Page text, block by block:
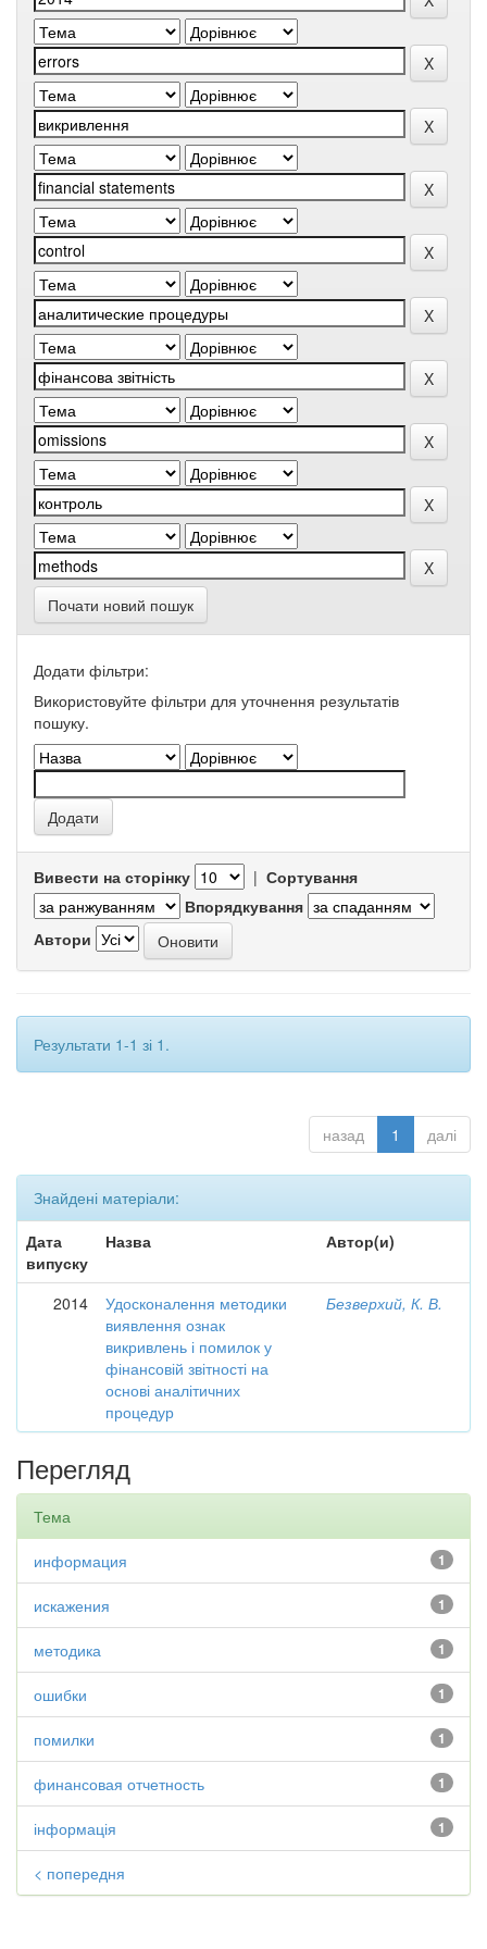
Почати новий пошук
Додати фільтри:
Використовуйте фільтри для уточнення результатів
пошуку.
Вивести на сторінку | Сортування
Впорядкування
Автори
Результати 1-1 зі 1.
назад 1 далі
Знайдені матеріали:
Дата
випуску
Назва Автор(и)
2014
Удосконалення методики
виявлення ознак
викривлень і помилок у
фінансовій звітності на
основі аналітичних
процедур
Безверхий, К. В.
Перегляд
Тема
1
информация
1
искажения
1
методика
1
ошибки
1
помилки
1
финансовая отчетность
1
інформація
< попередня